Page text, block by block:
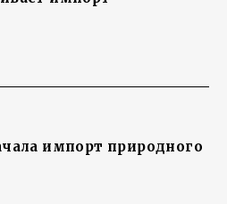
импорт природного